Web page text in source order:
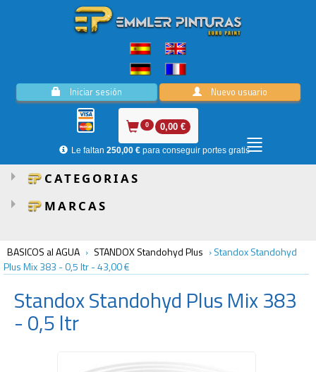
Iniciar sesión Nuevo usuario
0 0,00 €
Le faltan 250,00 € para conseguir portes gratis
CATEGORIAS
MARCAS
BASICOS al AGUA › STANDOX Standohyd Plus ›Standox Standohyd
Plus Mix 383 - 0,5 ltr-43,00 €
StandoxStandohyd Plus Mix 383
- 0,5 ltr